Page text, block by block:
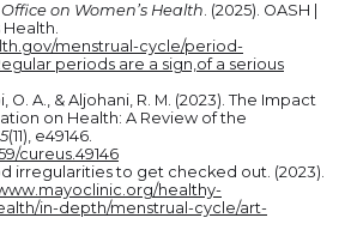
on Women’s Health. (2025). OASH |
Health.
menstrual-cycle/period-
periods are a sign,of a serious
O. A., & Aljohani, R. M. (2023). The Impact
on Health: A Review of the
(11), e49146.
cureus.49146
irregularities to get checked out. (2023).
healthy-
in-depth/menstrual-cycle/art-